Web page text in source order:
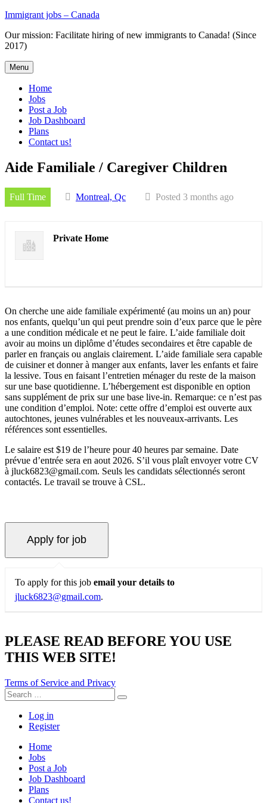
Skip
content
Immigrant jobs – Canada
Our mission: Facilitate hiring of new immigrants to Canada! (Since
2017)
Menu
Home
Jobs
Post a Job
Job Dashboard
Plans
Contact us!
Aide Familiale / Caregiver Children
Full Time Montreal, Qc Posted 3 months ago
Private Home
On cherche une aide familiale expérimenté (au moins un an) pour
nos enfants, quelqu’un qui peut prendre soin d’eux parce que le père
a une condition médicale et ne peut le faire. L’aide familiale doit
avoir au moins un diplôme d’études secondaires et être capable de
parler en français ou anglais clairement. L’aide familiale sera capable
de cuisiner et donner à manger aux enfants, laver les enfants et faire
la lessive. Tous en faisant l’entretien ménager du reste de la maison
sur une base quotidienne. L’hébergement est disponible en option
sans supplément de prix sur une base live-in. Remarque: ce n’est pas
une condition d’emploi. Note: cette offre d’emploi est ouverte aux
autochtones, jeunes vulnérables et les nouveaux-arrivants. Les
références sont essentielles.
Le salaire est $19 de l’heure pour 40 heures par semaine. Date
prévue d’entrée sera en aout 2026. S’il vous plaît envoyer votre CV
à jluck6823@gmail.com. Seuls les candidats sélectionnés seront
contactés. Le travail se trouve à CSL.
To apply for this job email your details to
jluck6823@gmail.com.
PLEASE READ BEFORE YOU USE
THIS WEB SITE!
Terms of Service and Privacy
Search
for:
Search
Log in
Register
Home
Jobs
Post a Job
Job Dashboard
Plans
Contact us!